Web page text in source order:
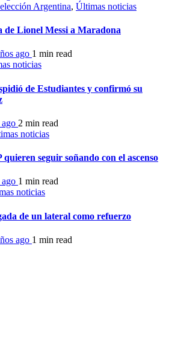
Argentina, Últimas noticias
de Lionel Messi a Maradona
ago 1 min read
noticias
de Estudiantes y confirmó su
ago 2 min read
noticias
seguir soñando con el ascenso
ago 1 min read
noticias
de un lateral como refuerzo
ago 1 min read